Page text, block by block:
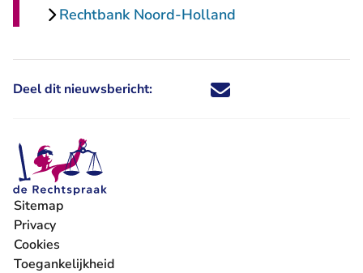
Rechtbank Noord-Holland
Deel dit nieuwsbericht: Deel dit nieuwsbericht via X -
Deel dit nieuwsbericht via
Deel dit nieuwsbericht
Deel dit
Sitemap
Privacy
Cookies
Toegankelijkheid